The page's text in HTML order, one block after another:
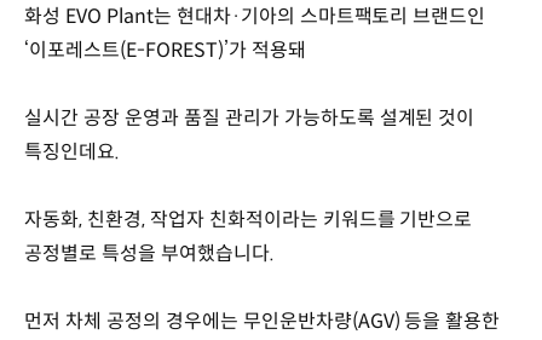
화성 EVO Plant는 현대차·기아의 스마트팩토리 브랜드인
‘이포레스트(E-FOREST)’가 적용돼
실시간 공장 운영과 품질 관리가 가능하도록 설계된 것이
특징인데요.
자동화, 친환경, 작업자 친화적이라는 키워드를 기반으로
공정별로 특성을 부여했습니다.
먼저 차체 공정의 경우에는 무인운반차량(AGV) 등을 활용한